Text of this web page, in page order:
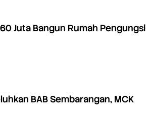
Juta Bangun Rumah Pengungsi
BAB Sembarangan, MCK